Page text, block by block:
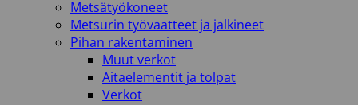
Metsätyökoneet
Metsurin työvaatteet ja jalkineet
Pihan rakentaminen
Muut verkot
Aitaelementit ja tolpat
Verkot